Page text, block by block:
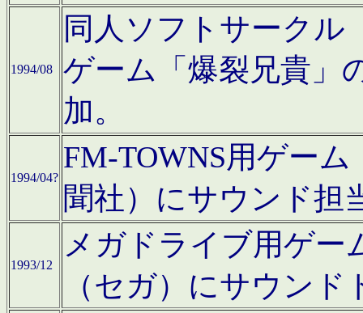
1994/08
同人ソフトサークル
ゲーム「爆裂兄貴」
加。
1994/04?
FM-TOWNS用ゲー
聞社）にサウンド担
1993/12
メガドライブ用ゲー
（セガ）にサウン